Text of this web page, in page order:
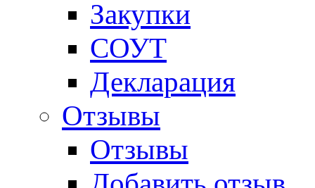
Закупки
СОУТ
Декларация
Отзывы
Отзывы